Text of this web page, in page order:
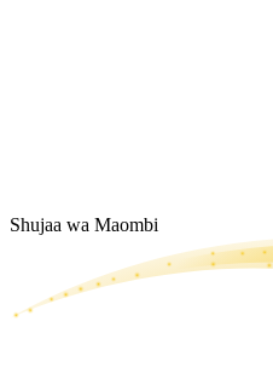
Shujaa wa Maombi